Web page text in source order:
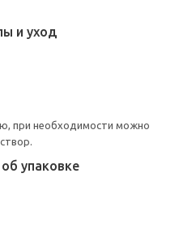
и уход
при необходимости можно
упаковке